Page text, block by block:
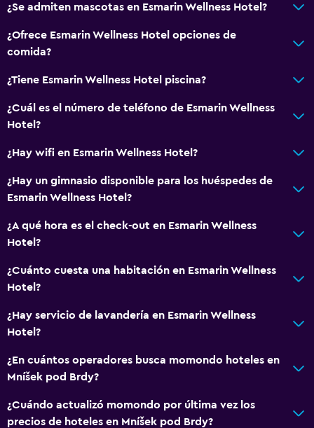
¿Se admiten mascotas en Esmarin Wellness Hotel?
¿Ofrece Esmarin Wellness Hotel opciones de
comida?
¿Tiene Esmarin Wellness Hotel piscina?
¿Cuál es el número de teléfono de Esmarin Wellness
Hotel?
¿Hay wifi en Esmarin Wellness Hotel?
¿Hay un gimnasio disponible para los huéspedes de
Esmarin Wellness Hotel?
¿A qué hora es el check-out en Esmarin Wellness
Hotel?
¿Cuánto cuesta una habitación en Esmarin Wellness
Hotel?
¿Hay servicio de lavandería en Esmarin Wellness
Hotel?
¿En cuántos operadores busca momondo hoteles en
Mníšek pod Brdy?
¿Cuándo actualizó momondo por última vez los
precios de hoteles en Mníšek pod Brdy?